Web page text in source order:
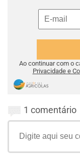
Ao continuar com o
Privacidade e
1 comentário